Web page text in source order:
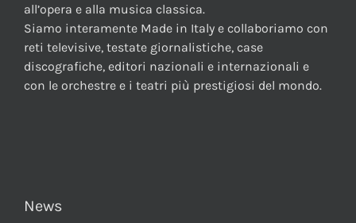
all’opera e alla musica classica.
Siamo interamente Made in Italy e collaboriamo con
reti televisive, testate giornalistiche, case
discografiche, editori nazionali e internazionali e
con le orchestre e i teatri più prestigiosi del mondo.
News